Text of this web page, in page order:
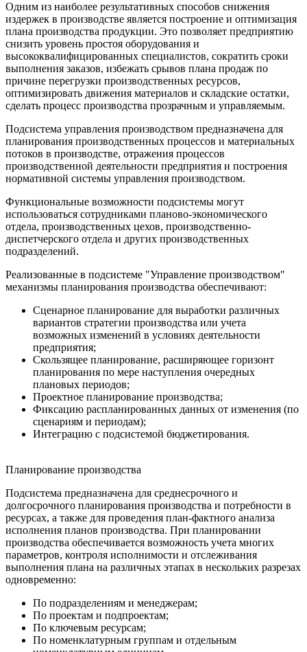
Одним из наиболее результативных способов снижения
издержек в производстве является построение и оптимизация
плана производства продукции. Это позволяет предприятию
снизить уровень простоя оборудования и
высококвалифицированных специалистов, сократить сроки
выполнения заказов, избежать срывов плана продаж по
причине перегрузки производственных ресурсов,
оптимизировать движения материалов и складские остатки,
сделать процесс производства прозрачным и управляемым.
Подсистема управления производством предназначена для
планирования производственных процессов и материальных
потоков в производстве, отражения процессов
производственной деятельности предприятия и построения
нормативной системы управления производством.
Функциональные возможности подсистемы могут
использоваться сотрудниками планово-экономического
отдела, производственных цехов, производственно-
диспетчерского отдела и других производственных
подразделений.
Реализованные в подсистеме "Управление производством"
механизмы планирования производства обеспечивают:
Сценарное планирование для выработки различных
вариантов стратегии производства или учета
возможных изменений в условиях деятельности
предприятия;
Скользящее планирование, расширяющее горизонт
планирования по мере наступления очередных
плановых периодов;
Проектное планирование производства;
Фиксацию распланированных данных от изменения (по
сценариям и периодам);
Интеграцию с подсистемой бюджетирования.
Планирование производства
Подсистема предназначена для среднесрочного и
долгосрочного планирования производства и потребности в
ресурсах, а также для проведения план-фактного анализа
исполнения планов производства. При планировании
производства обеспечивается возможность учета многих
параметров, контроля исполнимости и отслеживания
выполнения плана на различных этапах в нескольких разрезах
одновременно:
По подразделениям и менеджерам;
По проектам и подпроектам;
По ключевым ресурсам;
По номенклатурным группам и отдельным